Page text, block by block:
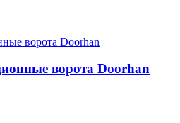
ворота Doorhan